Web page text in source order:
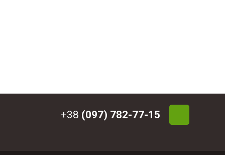
+38 (097) 782-77-15